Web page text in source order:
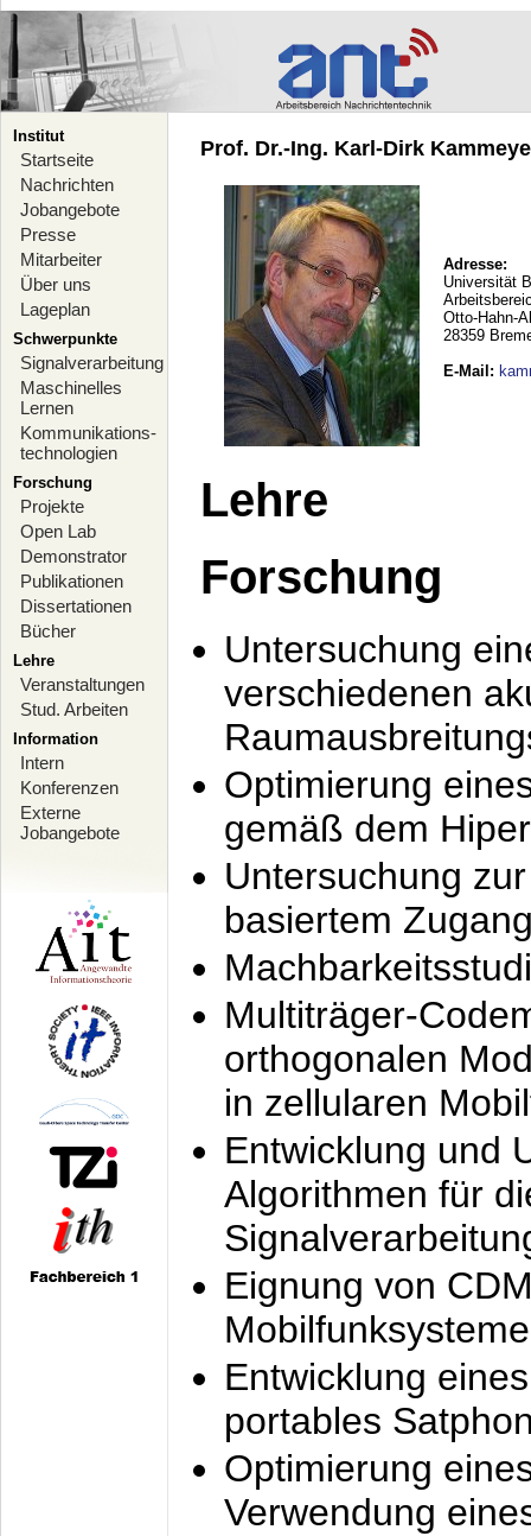
Institut
Startseite
Nachrichten
Jobangebote
Presse
Mitarbeiter
Über uns
Lageplan
Schwerpunkte
Signalverarbeitung
Maschinelles
Lernen
Kommunikations-
technologien
Forschung
Projekte
Open Lab
Demonstrator
Publikationen
Dissertationen
Bücher
Lehre
Veranstaltungen
Stud. Arbeiten
Information
Intern
Konferenzen
Externe
Jobangebote
Prof. Dr.-Ing. Karl-Dirk
Adresse:
Universität
Otto-Hahn-
28359
E-Mail :
Lehre
Forschung
Untersuchung
verschiedenen
Optimierung
gemäß dem
Untersuchung
basiertem
Multiträger-
orthogonalen
in zellularen
Entwicklung und
Algorithmen für
Eignung von
Mobilfunksysteme
Entwicklung
portables
Optimierung
Verwendung